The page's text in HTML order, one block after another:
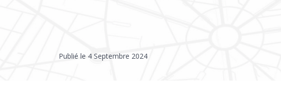
Publié le 4 Septembre 2024